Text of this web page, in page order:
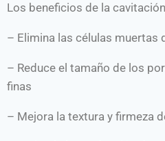
Los beneficios de la
– Elimina las células muertas
– Reduce el tamaño de los
finas
– Mejora la textura y firmeza